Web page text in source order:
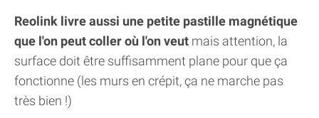
Reolink livre aussi une petite pastille magnétique
que l'on peut coller où l'on veut mais attention, la
surface doit être suffisamment plane pour que ça
fonctionne (les murs en crépit, ça ne marche pas
très bien !)